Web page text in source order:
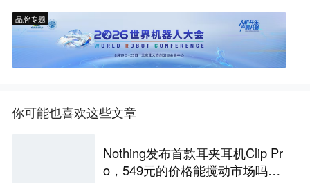
品牌专题
你可能也喜欢这些文章
Nothing发布首款耳夹耳机Clip Pr
o，549元的价格能搅动市场吗？